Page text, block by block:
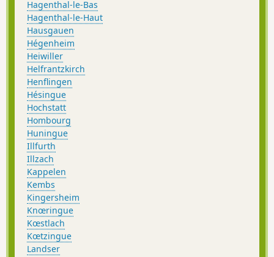
Hagenthal-le-Bas
Hagenthal-le-Haut
Hausgauen
Hégenheim
Heiwiller
Helfrantzkirch
Henflingen
Hésingue
Hochstatt
Hombourg
Huningue
Illfurth
Illzach
Kappelen
Kembs
Kingersheim
Knœringue
Kœstlach
Kœtzingue
Landser